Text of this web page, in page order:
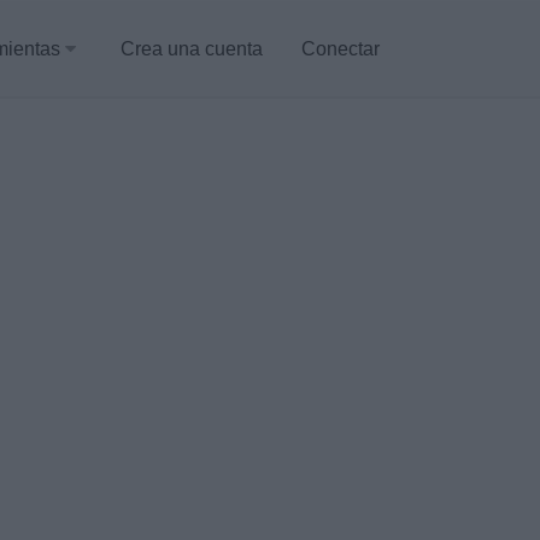
Crea una cuenta Conectar